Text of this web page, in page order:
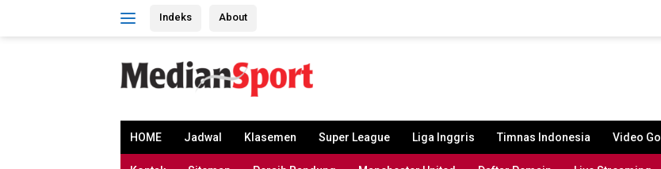
Indeks About
HOME Jadwal Klasemen Super League Liga Inggris Timnas Indonesia Video Gol